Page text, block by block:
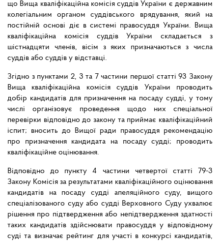
що Вища кваліфікаційна комісія суддів України є державним
колегіальним органом суддівського врядування, який на
постійній основі діє в системі правосуддя України. Вища
кваліфікаційна комісія суддів України складається з
шістнадцяти членів, вісім з яких призначаються з числа
суддів або суддів у відставці.
Згідно з пунктами 2, 3 та 7 частини першої статті 93 Закону
Вища кваліфікаційна комісія суддів України проводить
добір кандидатів для призначення на посаду судді, у тому
числі організовує проведення щодо них спеціальної
перевірки відповідно до закону та приймає кваліфікаційний
іспит; вносить до Вищої ради правосуддя рекомендацію
про призначення кандидата на посаду судді; проводить
кваліфікаційне оцінювання.
Відповідно до пункту 4 частини четвертої статті 79-3
Закону Комісія за результатами кваліфікаційного оцінювання
кандидатів на посаду судді апеляційного суду, вищого
спеціалізованого суду або судді Верховного Суду ухвалює
рішення про підтвердження або непідтвердження здатності
таких кандидатів здійснювати правосуддя у відповідному
суді та визначає рейтинг для участі в конкурсі кандидатів,